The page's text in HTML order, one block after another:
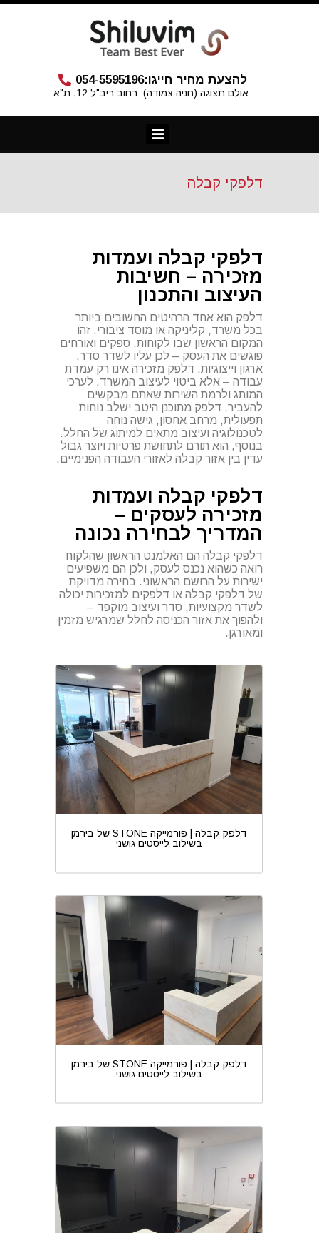
להצעת מחיר חייגו:054-5595196
אולם תצוגה (חניה צמודה): רחוב ריב"ל 12, ת"א
דלפקי קבלה
דלפקי קבלה ועמדות
מזכירה – חשיבות
העיצוב והתכנון
דלפק הוא אחד הרהיטים החשובים ביותר
בכל משרד, קליניקה או מוסד ציבורי. זהו
המקום הראשון שבו לקוחות, ספקים ואורחים
פוגשים את העסק – לכן עליו לשדר סדר,
ארגון וייצוגיות. דלפק מזכירה אינו רק עמדת
עבודה – אלא ביטוי לעיצוב המשרד, לערכי
המותג ולרמת השירות שאתם מבקשים
להעביר. דלפק מתוכנן היטב ישלב נוחות
תפעולית, מרחב אחסון, גישה נוחה
לטכנולוגיה ועיצוב מתאים למיתוג של החלל.
בנוסף, הוא תורם לתחושת פרטיות ויוצר גבול
עדין בין אזור קבלה לאזורי העבודה הפנימיים.
דלפקי קבלה ועמדות
מזכירה לעסקים –
המדריך לבחירה נכונה
דלפקי קבלה הם האלמנט הראשון שהלקוח
רואה כשהוא נכנס לעסק, ולכן הם משפיעים
ישירות על הרושם הראשוני. בחירה מדויקת
של דלפקי קבלה או דלפקים למזכירות יכולה
לשדר מקצועיות, סדר ועיצוב מוקפד –
ולהפוך את אזור הכניסה לחלל שמרגיש מזמין
ומאורגן.
דלפק קבלה | פורמייקה STONE של בירמן
בשילוב לייסטים גושני
דלפק קבלה | פורמייקה STONE של בירמן
בשילוב לייסטים גושני